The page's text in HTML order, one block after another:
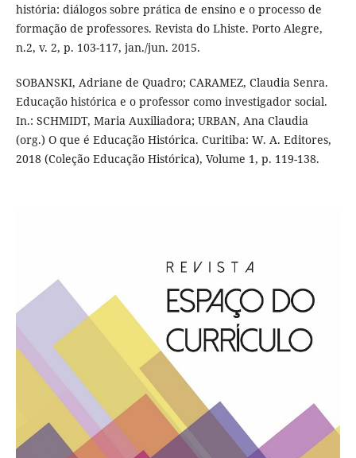
história: diálogos sobre prática de ensino e o processo de
formação de professores. Revista do Lhiste. Porto Alegre,
n.2, v. 2, p. 103-117, jan./jun. 2015.
SOBANSKI, Adriane de Quadro; CARAMEZ, Claudia Senra.
Educação histórica e o professor como investigador social.
In.: SCHMIDT, Maria Auxiliadora; URBAN, Ana Claudia
(org.) O que é Educação Histórica. Curitiba: W. A. Editores,
2018 (Coleção Educação Histórica), Volume 1, p. 119-138.